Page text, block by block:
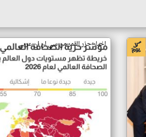
اخبار جزر القمر من سي ان ان عربي